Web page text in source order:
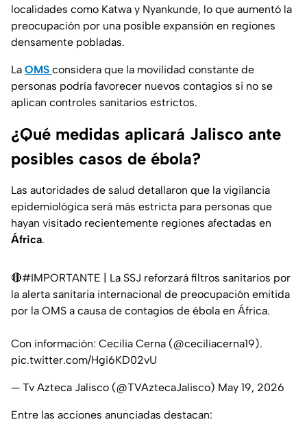
localidades como Katwa y Nyankunde, lo que aumentó la
preocupación por una posible expansión en regiones
densamente pobladas.
La OMS considera que la movilidad constante de
personas podría favorecer nuevos contagios si no se
aplican controles sanitarios estrictos.
¿Qué medidas aplicará Jalisco ante
posibles casos de ébola?
Las autoridades de salud detallaron que la vigilancia
epidemiológica será más estricta para personas que
hayan visitado recientemente regiones afectadas en
África.
🔴#IMPORTANTE | La SSJ reforzará filtros sanitarios por
la alerta sanitaria internacional de preocupación emitida
por la OMS a causa de contagios de ébola en África.
Con información: Cecilia Cerna (@ceciliacerna19).
pic.twitter.com/Hgi6KD02vU
— Tv Azteca Jalisco (@TVAztecaJalisco) May 19, 2026
Entre las acciones anunciadas destacan: